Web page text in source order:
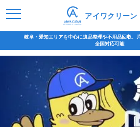
アイワクリーン